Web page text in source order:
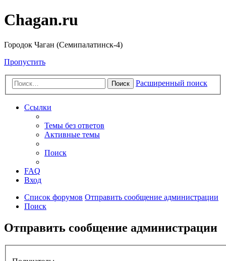
Chagan.ru
Городок Чаган (Семипалатинск-4)
Пропустить
Поиск Расширенный поиск
Ссылки
Темы без ответов
Активные темы
Поиск
FAQ
Вход
Список форумов Отправить сообщение администрации
Поиск
Отправить сообщение администрации